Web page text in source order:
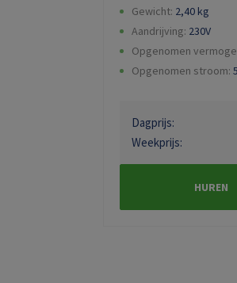
Gewicht: 2,40 kg
Aandrijving: 230V
Opgenomen
Opgenomen stroom:
Dagprijs:
Weekprijs:
HUREN